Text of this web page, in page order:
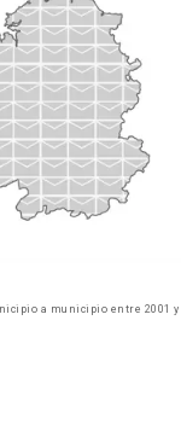
a municipio entre 2001 y